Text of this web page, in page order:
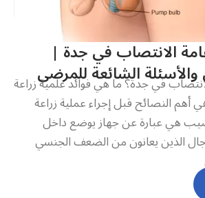
الانتصاب في جدة |
الشائعة للمرضى
في جدة؟ ما هي فوائد علمية زراعة
أهم النصائح قبل إجراء عملية زراعة
هي عبارة عن جهاز يوضع داخل
الذين يعانون من الضعف الجنسي